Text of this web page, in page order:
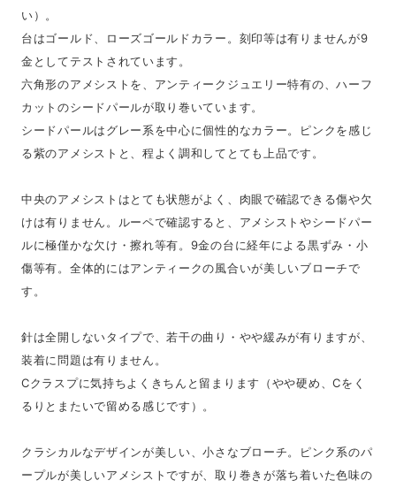
い）。
台はゴールド、ローズゴールドカラー。刻印等は有りませんが9
金としてテストされています。
六角形のアメシストを、アンティークジュエリー特有の、ハーフ
カットのシードパールが取り巻いています。
シードパールはグレー系を中心に個性的なカラー。ピンクを感じ
る紫のアメシストと、程よく調和してとても上品です。
中央のアメシストはとても状態がよく、肉眼で確認できる傷や欠
けは有りません。ルーペで確認すると、アメシストやシードパー
ルに極僅かな欠け・擦れ等有。9金の台に経年による黒ずみ・小
傷等有。全体的にはアンティークの風合いが美しいブローチで
す。
針は全開しないタイプで、若干の曲り・やや緩みが有りますが、
装着に問題は有りません。
Cクラスプに気持ちよくきちんと留まります（やや硬め、Cをく
るりとまたいで留める感じです）。
クラシカルなデザインが美しい、小さなブローチ。ピンク系のパ
ープルが美しいアメシストですが、取り巻きが落ち着いた色味の